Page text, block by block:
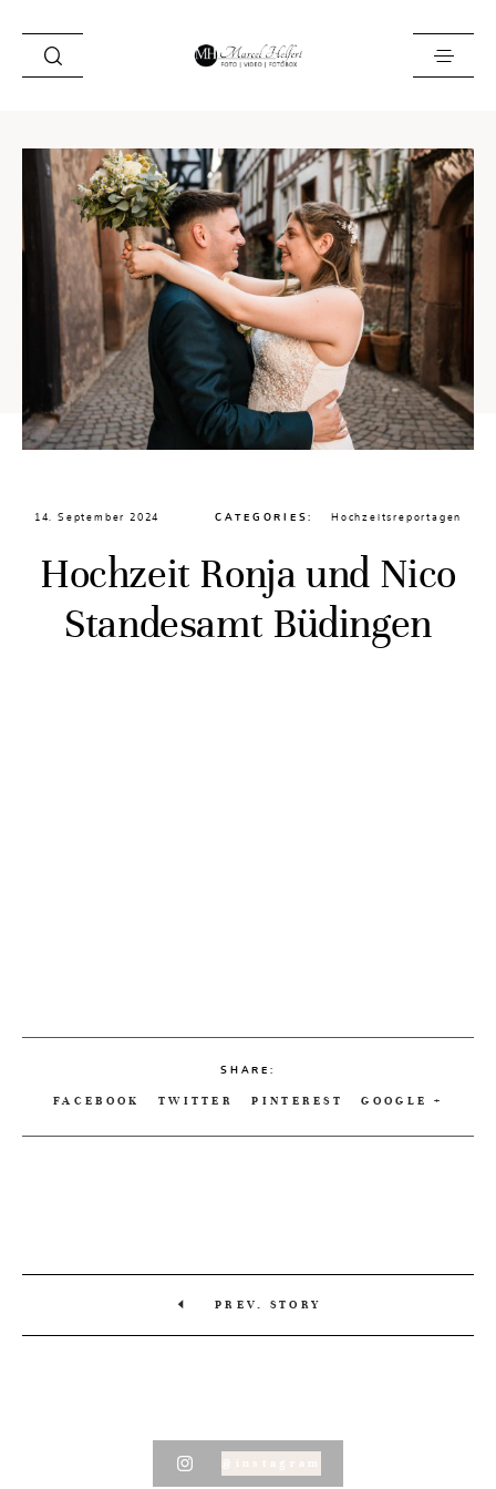
Foto
Video
Fotobox
Blog
Locations
About
Kontakt
14. September 2024 CATEGORIES: Hochzeitsreportagen
Hochzeit Ronja und Nico
Standesamt Büdingen
SHARE:
FACEBOOK TWITTER PINTEREST GOOGLE +
PREV. STORY
@instagram